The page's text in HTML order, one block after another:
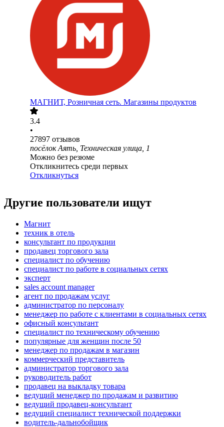
МАГНИТ, Розничная сеть. Магазины продуктов
3.4
•
27897 отзывов
посёлок Аять, Техническая улица, 1
Можно без резюме
Откликнитесь среди первых
Откликнуться
Другие пользователи ищут
Магнит
техник в отель
консультант по продукции
продавец торгового зала
специалист по обучению
специалист по работе в социальных сетях
эксперт
sales account manager
агент по продажам услуг
администратор по персоналу
менеджер по работе с клиентами в социальных сетях
офисный консультант
специалист по техническому обучению
популярные для женщин после 50
менеджер по продажам в магазин
коммерческий представитель
администратор торгового зала
руководитель работ
продавец на выкладку товара
ведущий менеджер по продажам и развитию
ведущий продавец-консультант
ведущий специалист технической поддержки
водитель-дальнобойщик